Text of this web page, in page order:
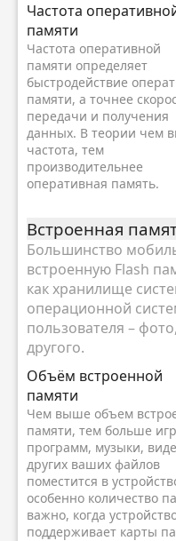
Частота
памяти
Частота оперативной
памяти определяет
быстродействие
памяти, а точнее
передачи и получения
данных. В теории чем
частота, тем
производительнее
оперативная память.
Встроенная
Большинство
встроенную Flash
как хранилище
операционной
пользователя –
другого.
Объём встроенной
памяти
Чем выше объем
памяти, тем больше
программ, музыки,
других ваших файлов
поместится в
особенно количество
важно, когда
поддерживает карты